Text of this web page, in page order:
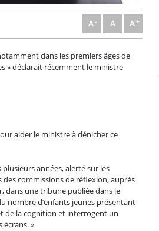
A A A
dans les premiers âges de
» déclarait récemment le ministre
aider le ministre à dénicher ce
années, alerté sur les
des commissions de réflexion, auprès
dans une tribune publiée dans le
nombre d’enfants jeunes présentant
de la cognition et interrogent un
»